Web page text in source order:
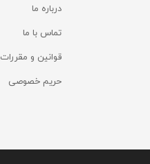
درباره ما
تماس با ما
قوانین و مقررات
حریم خصوصی